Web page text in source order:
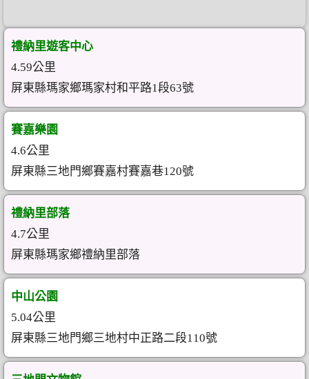
禮納里遊客中心
4.59公里
屏東縣瑪家鄉瑪家村和平路1段63號
賽嘉樂園
4.6公里
屏東縣三地門鄉賽嘉村賽嘉巷120號
禮納里部落
4.7公里
屏東縣瑪家鄉禮納里部落
中山公園
5.04公里
屏東縣三地門鄉三地村中正路二段110號